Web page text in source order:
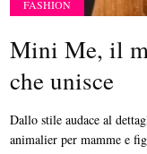
FASHION
Mini Me, il
che unisce
Dallo stile audace al
animalier per mamme e